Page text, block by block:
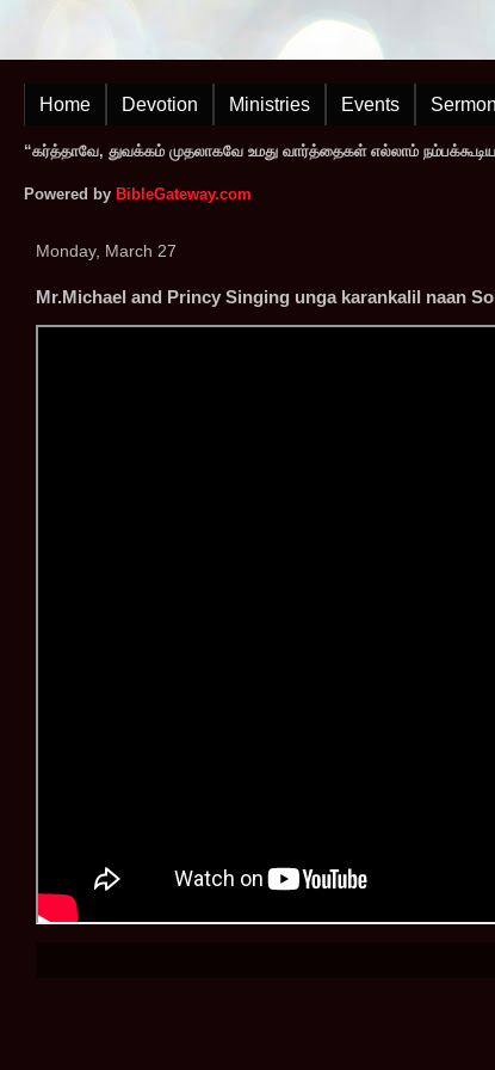
Home Devotion Ministries Events Sermon
“கர்த்தாவே, துவக்கம் முதலாகவே உமது வார்த்தைகள் எல்லாம்
Powered by BibleGateway.com
Monday, March 27
Mr.Michael and Princy Singing unga karankalil naan